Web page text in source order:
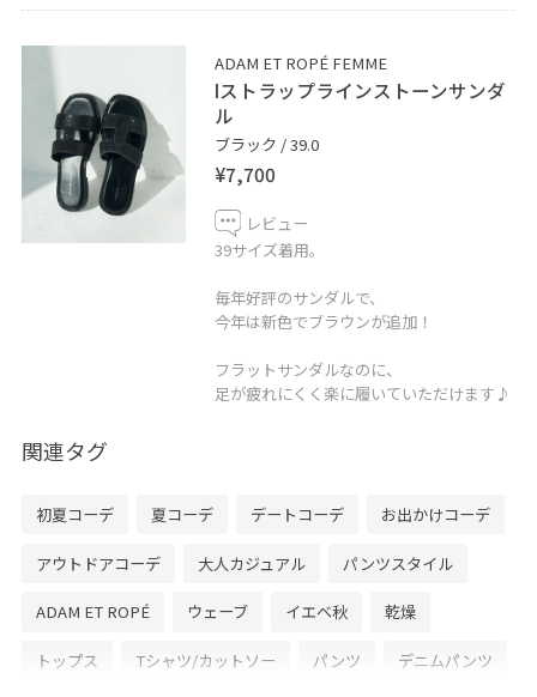
ADAM ET ROPÉ FEMME
Iストラップラインストーンサンダ
ル
ブラック / 39.0
¥7,700
レビュー
39サイズ着用。
毎年好評のサンダルで、
今年は新色でブラウンが追加！
フラットサンダルなのに、
足が疲れにくく楽に履いていただけます♪
関連タグ
初夏コーデ 夏コーデ デートコーデ お出かけコーデ
アウトドアコーデ 大人カジュアル パンツスタイル
ADAM ET ROPÉ ウェーブ イエベ秋 乾燥
トップス Tシャツ/カットソー パンツ デニムパンツ